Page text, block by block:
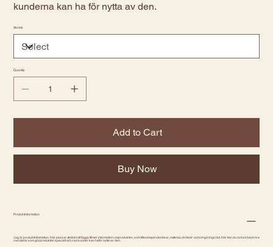
kunderna kan ha för nytta av den.
Storlek
Quantity
Add to Cart
Buy Now
Produktinformation
Jag är produktinformation. Här passar utmärkt att lägga till mer information om produkten, som till exempel storlekar, material, skötsel- och rengöringsråd. Här kan du också beskriva
vad det är som gör produkten speciell och vad kunder kan ha för nytta av den.